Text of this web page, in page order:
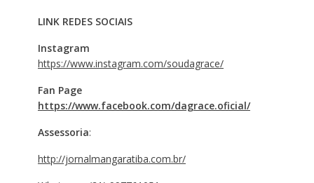
LINK REDES SOCIAIS
Instagram
https://www.instagram.com/soudagrace/
Fan Page
https://www.facebook.com/dagrace.oficial/
Assessoria:
http://jornalmangaratiba.com.br/